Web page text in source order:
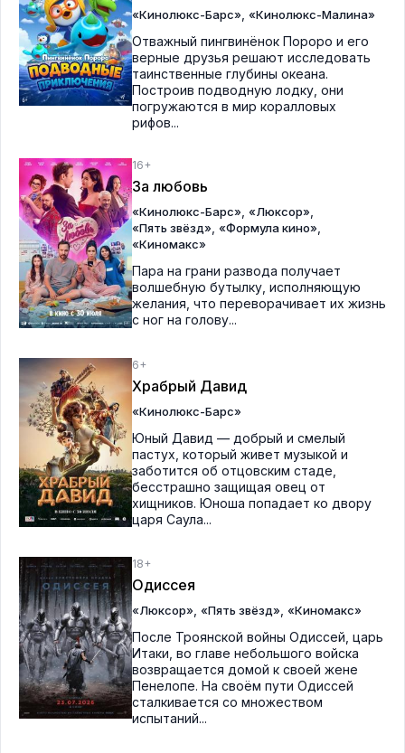
«Кинолюкс-Барс», «Кинолюкс-Малина»
Отважный пингвинёнок Пороро и его
верные друзья решают исследовать
таинственные глубины океана.
Построив подводную лодку, они
погружаются в мир коралловых
рифов...
16+
За любовь
«Кинолюкс-Барс», «Люксор»,
«Пять звёзд», «Формула кино»,
«Киномакс»
Пара на грани развода получает
волшебную бутылку, исполняющую
желания, что переворачивает их жизнь
с ног на голову...
6+
Храбрый Давид
«Кинолюкс-Барс»
Юный Давид — добрый и смелый
пастух, который живет музыкой и
заботится об отцовским стаде,
бесстрашно защищая овец от
хищников. Юноша попадает ко двору
царя Саула...
18+
Одиссея
«Люксор», «Пять звёзд», «Киномакс»
После Троянской войны Одиссей, царь
Итаки, во главе небольшого войска
возвращается домой к своей жене
Пенелопе. На своём пути Одиссей
сталкивается со множеством
испытаний...